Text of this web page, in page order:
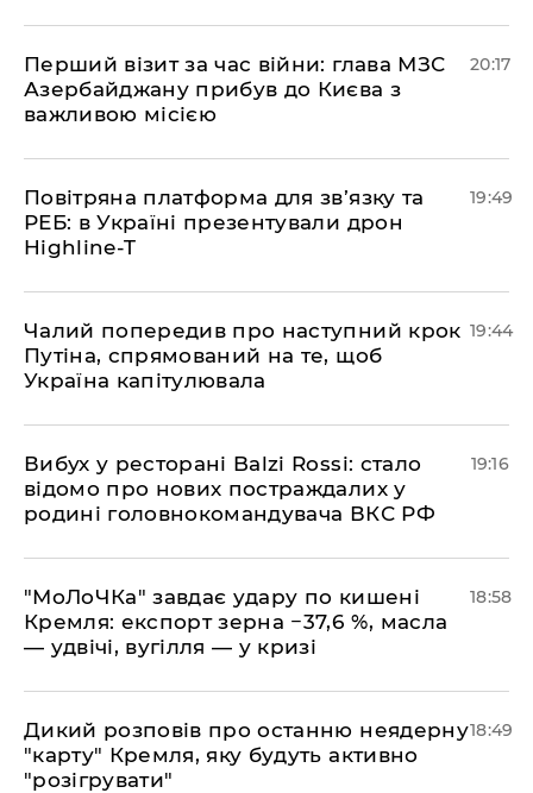
​Перший візит за час війни: глава МЗС
Азербайджану прибув до Києва з
важливою місією
20:17
​Повітряна платформа для зв’язку та
РЕБ: в Україні презентували дрон
Highline-T
19:49
​Чалий попередив про наступний крок
Путіна, спрямований на те, щоб
Україна капітулювала
19:44
​Вибух у ресторані Balzi Rossi: стало
відомо про нових постраждалих у
родині головнокомандувача ВКС РФ
19:16
​"МоЛоЧКа" завдає удару по кишені
Кремля: експорт зерна −37,6 %, масла
— удвічі, вугілля — у кризі
18:58
​Дикий розповів про останню неядерну
"карту" Кремля, яку будуть активно
"розігрувати"
18:49